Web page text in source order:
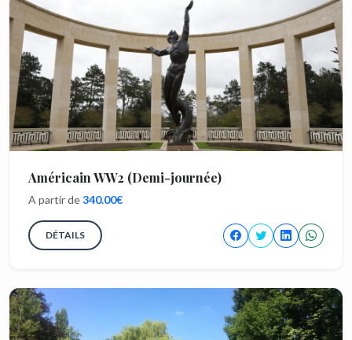
Américain WW2 (Demi-journée)
A partir de340.00€
DÉTAILS